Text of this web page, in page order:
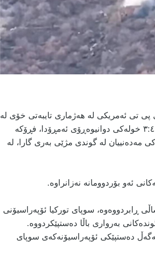
تی ئەمریکی لە هەژماری تایبەتی خۆی لە
تۆڕی کۆمەڵایەتی فەیسبوک بڵاوی کردووەتەوە، لە کاتژمێر ٣:٤٠ خولەکی دوانیوەڕۆی ئەمڕۆدا، فڕۆکە
مەدەنییان لە گوندی مژێی بەری گارا، لە
ئەو بۆردوومانە نەزانراوە.
لە ١٥ی حوزەیرانی ساڵی ڕابردووەوە، سوپای تورکیا ئۆپەراسیۆنی
بەرواری باڵا دەستپێکردووە.
دەستپێکی ئۆپەراسیۆنەکەی سوپای